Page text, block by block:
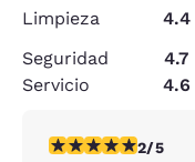
Limpieza 4.4
Seguridad
4.7
Servicio
4.6
calificación de 22/5